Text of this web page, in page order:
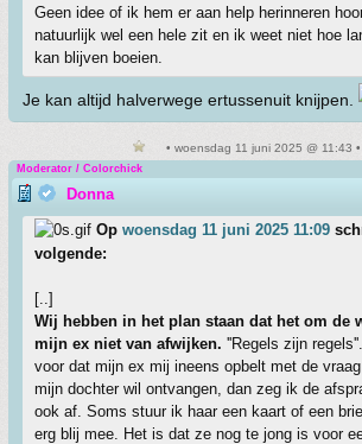
Geen idee of ik hem er aan help herinneren
natuurlijk wel een hele zit en ik weet niet hoe
kan blijven boeien.
Je kan altijd halverwege ertussenuit knijpen.
• woensdag 11 juni 2025 @ 11:43
Moderator / Colorchick
Donna
Op woensdag 11 juni 2025 11:09
volgende:
[..]
Wij hebben in het plan staan dat het om de
mijn ex niet van afwijken. ''Regels zijn
voor dat mijn ex mij ineens opbelt met de
mijn dochter wil ontvangen, dan zeg ik de
ook af. Soms stuur ik haar een kaart of een
erg blij mee. Het is dat ze nog te jong is voor